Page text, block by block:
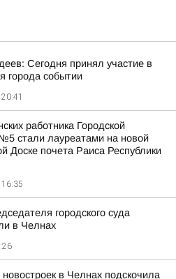
Сегодня принял участие в
города событии
работника Городской
стали лауреатами на новой
Доске почета Раиса Республики
16:35
городского суда
в Челнах
в Челнах подскочила